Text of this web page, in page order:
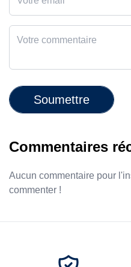
Soumettre
Commentaires
Aucun commentaire pour
commenter !